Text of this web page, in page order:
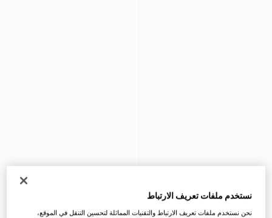
نستخدم ملفات تعريف الارتباط
نحن نستخدم ملفات تعريف الارتباط والتقنيات المماثلة لتحسين التنقل في الموقع،